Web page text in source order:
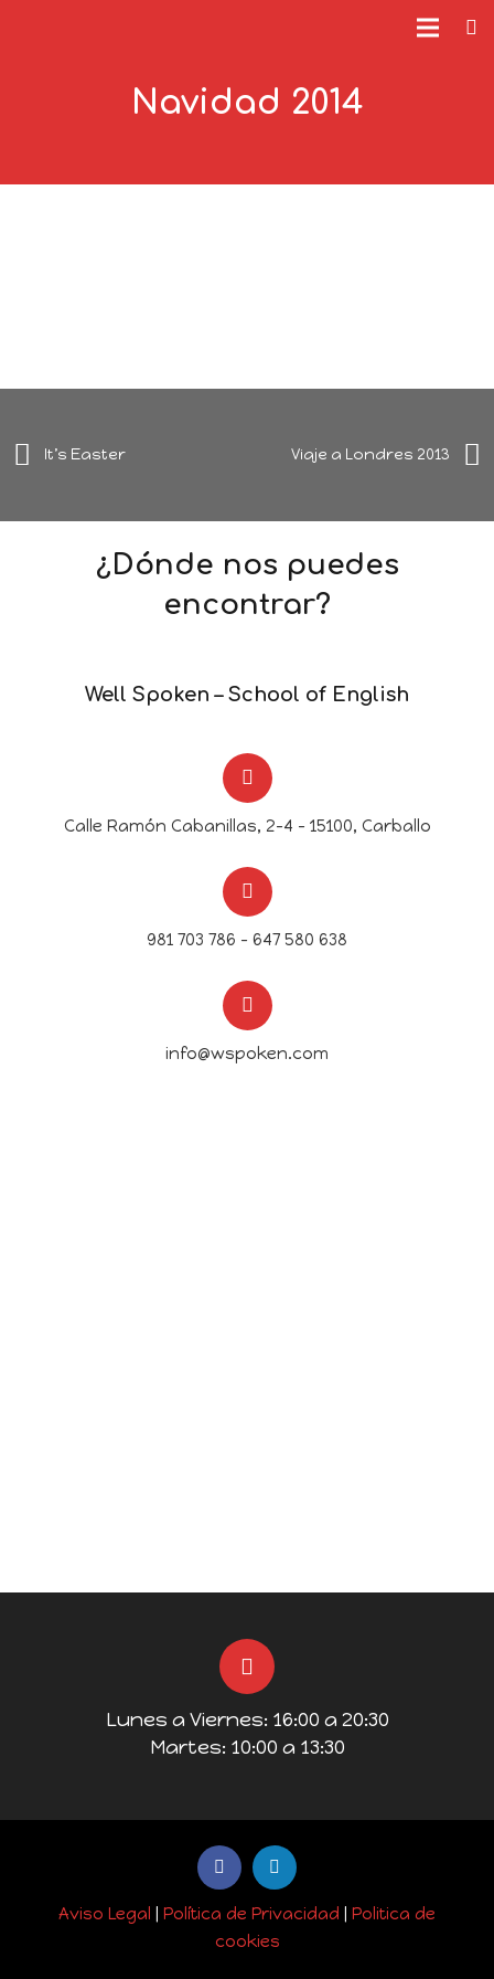
Navidad 2014
It’s Easter Viaje a Londres 2013
¿Dónde nos puedes
encontrar?
Well Spoken – School of English
Calle Ramón Cabanillas, 2-4 - 15100, Carballo
981 703 786 – 647 580 638
info@wspoken.com
Lunes a Viernes: 16:00 a 20:30
Martes: 10:00 a 13:30
Aviso Legal Política de Privacidad
Politica de
cookies